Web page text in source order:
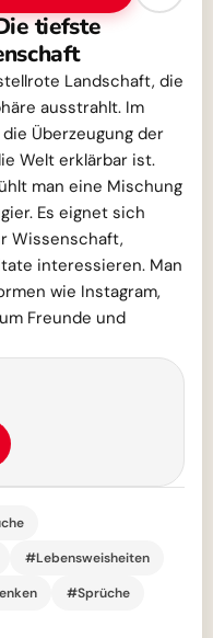
tiefste
Landschaft, die
ausstrahlt. Im
Überzeugung der
Welt erklärbar ist.
man eine Mischung
Es eignet sich
Wissenschaft,
interessieren. Man
wie Instagram,
Freunde und
#Lebensweisheiten
#Sprüche